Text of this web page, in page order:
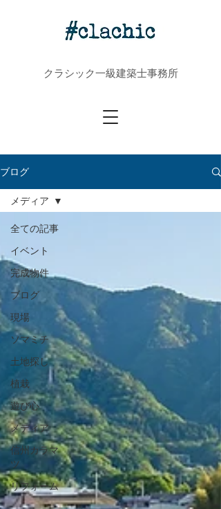
クラシック一級建築士事務所
ブログ
全ての記事
イベント
完成物件
ブログ
現場
ソマミチ
土地探し
植栽
遊び心
メディア
信州カラマ
ツ
リフォーム
メディア